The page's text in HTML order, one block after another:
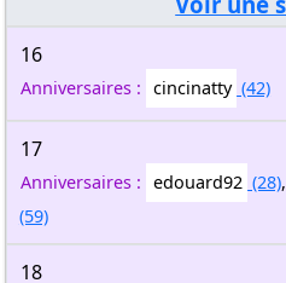
16
Anniversaires : cincinatty (42)
17
Anniversaires : edouard92 (28),
(59)
18